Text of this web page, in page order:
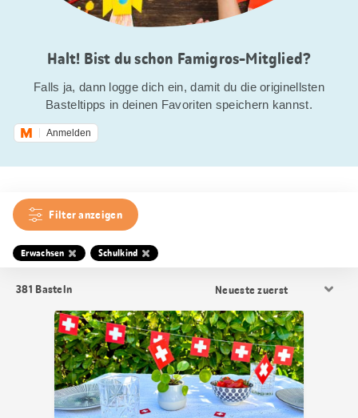
Halt! Bist du schon Famigros-Mitglied?
Falls ja, dann logge dich ein, damit du die originellsten
Basteltipps in deinen Favoriten speichern kannst.
Anmelden
Filter anzeigen
Erwachsen Schulkind
381 Basteln
Sortierung